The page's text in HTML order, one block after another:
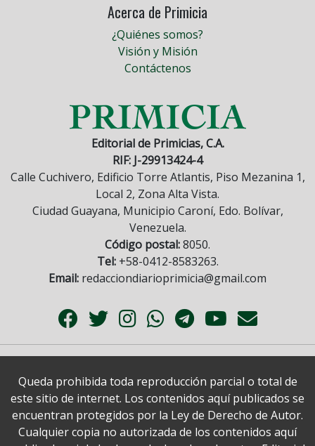
Acerca de Primicia
¿Quiénes somos?
Visión y Misión
Contáctenos
Editorial de Primicias, C.A.
RIF: J-29913424-4
Calle Cuchivero, Edificio Torre Atlantis, Piso Mezanina 1,
Local 2, Zona Alta Vista.
Ciudad Guayana, Municipio Caroní, Edo. Bolívar,
Venezuela.
Código postal:8050.
Tel:+58-0412-8583263.
Email: redacciondiarioprimicia@gmail.com
Queda prohibida toda reproducción parcial o total de
este sitio de internet. Los contenidos aquí publicados se
encuentran protegidos por la Ley de Derecho de Autor.
Cualquier copia no autorizada de los contenidos aquí